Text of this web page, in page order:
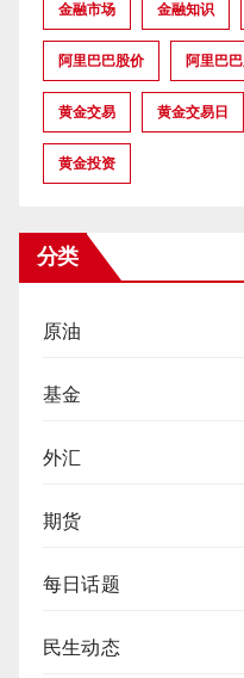
金融市场 金融知识
阿里巴巴股价 阿里巴
黄金交易 黄金交易日
黄金投资
分类
原油
基金
外汇
期货
每日话题
民生动态